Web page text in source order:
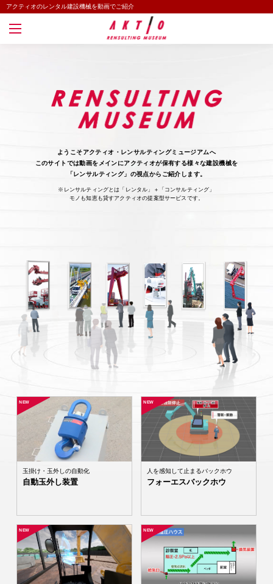
アクティオのレンタル建設機械を動画でご紹介
ようこそアクティオ・レンサルティングミュージアムへ
このサイトでは動画をメインにアクティオが保有する様々な建設機械を
「レンサルティング」の視点からご紹介します。
※レンサルティングとは「レンタル」＋「コンサルティング」
モノも知恵も貸すアクティオの提案型サービスです。
NEW
玉掛け・玉外しの自動化
自動玉外し装置
NEW
人を感知して止まるバックホウ
フォーエスバックホウ
NEW NEW